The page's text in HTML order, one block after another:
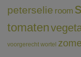
peterselie room
tomaten
voorgerecht wortel